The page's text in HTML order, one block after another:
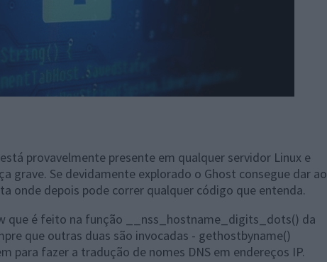
provavelmente presente em qualquer servidor Linux e
grave. Se devidamente explorado o Ghost consegue dar ao
onde depois pode correr qualquer código que entenda.
que é feito na função __nss_hostname_digits_dots() da
que outras duas são invocadas - gethostbyname()
para fazer a tradução de nomes DNS em endereços IP.